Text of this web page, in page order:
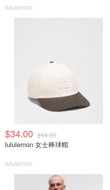
lululemon
$34.00 $44.00
lululemon 女士棒球帽
lululemon